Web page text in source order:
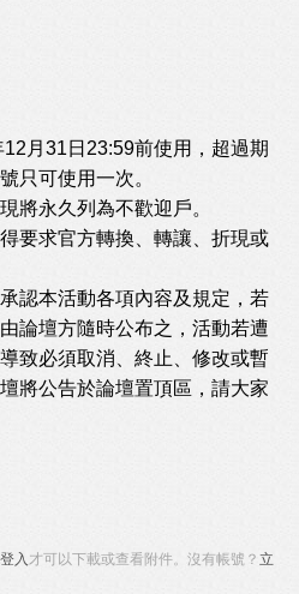
月31日23:59前使用，超過期
只可使用一次。
將永久列為不歡迎戶。
要求官方轉換、轉讓、折現或
認本活動各項內容及規定，若
論壇方隨時公布之，活動若遭
致必須取消、終止、修改或暫
將公告於論壇置頂區，請大家
入才可以下載或查看附件。沒有帳號？ 立